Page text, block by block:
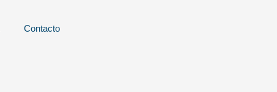
Contacto